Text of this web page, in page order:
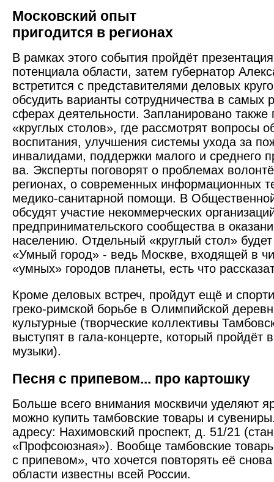
Московский опыт
пригодится в регионах
В рамках этого события пройдёт
потенциала области, затем губернатор
встретится с представителями деловых
обсудить варианты сотрудничества в самых
сферах деятельности. Запланировано также
«круглых столов», где рассмотрят вопросы
воспитания, улучшения системы ухода за
инвалидами, поддержки малого и среднего
ва. ­Эксперты поговорят о проблемах
регионах, о современных информационных
медико-санитарной помощи. В
обсудят участие некоммерческих
предпринимательского сообщества в
населению. Отдельный «круглый стол»
«Умный город» - ведь Москве, входящей в
«умных» городов планеты, есть что
Кроме деловых встреч, пройдут ещё и
греко-римской борьбе в Олимпийской
культурные (творческие коллективы
выступят в гала-концерте, который пройдёт
музыки).
Песня с припевом... про картошку
Больше всего внимания моск­вичи уделяют
можно купить тамбовские товары и
адресу: Нахимовский проспект, д. 51/21
«Профсоюзная»). Вообще тамбовские
с припевом», что хочется повторять её
области известны всей России.